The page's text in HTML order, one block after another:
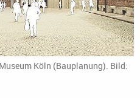
Köln (Bauplanung). Bild: